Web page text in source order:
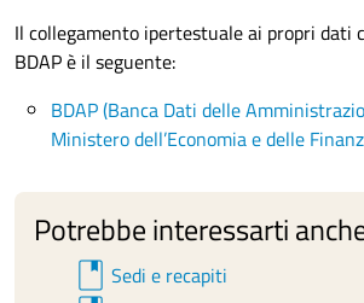
Il collegamento ipertestuale ai propri dati
BDAP è il seguente:
BDAP (Banca Dati delle
Ministero dell’Economia e delle
Potrebbe interessarti
book Sedi e recapiti